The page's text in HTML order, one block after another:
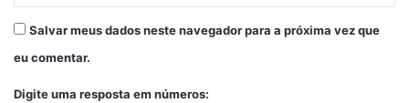
Salvar meus dados neste navegador para a próxima vez que
eu comentar.
Digite uma resposta em números: